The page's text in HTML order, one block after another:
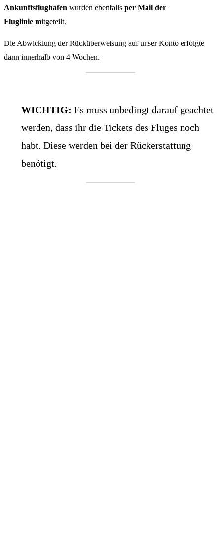
Ankunftsflughafen wurden ebenfalls per Mail der
Fluglinie mitgeteilt.
Die Abwicklung der Rücküberweisung auf unser Konto erfolgte
dann innerhalb von 4 Wochen.
WICHTIG: Es muss unbedingt darauf geachtet
werden, dass ihr die Tickets des Fluges noch
habt. Diese werden bei der Rückerstattung
benötigt.